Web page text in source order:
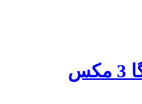
شربت امگا 3 مکس